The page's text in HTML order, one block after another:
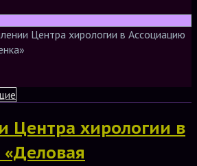
Центра хирологии в Ассоциацию
Центра хирологии в